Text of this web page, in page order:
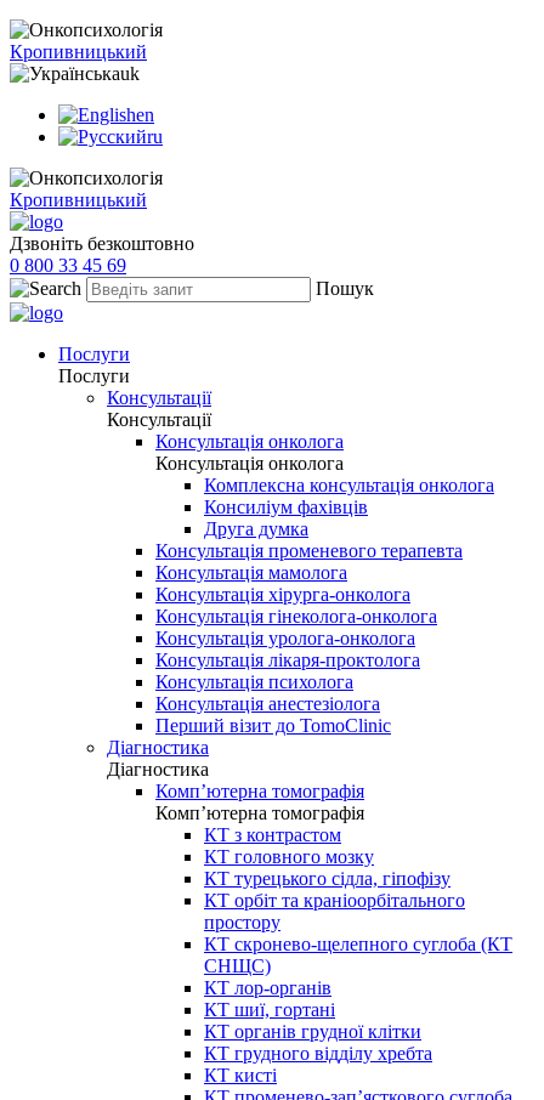
Кропивницький
uk
en
ru
Кропивницький
Дзвоніть безкоштовно
0 800 33 45 69
Пошук
Послуги
Послуги
Консультації
Консультації
Консультація онколога
Консультація онколога
Комплексна консультація онколога
Консиліум фахівців
Друга думка
Консультація променевого терапевта
Консультація мамолога
Консультація хірурга-онколога
Консультація гінеколога-онколога
Консультація уролога-онколога
Консультація лікаря-проктолога
Консультація психолога
Консультація анестезіолога
Перший візит до TomoClinic
Діагностика
Діагностика
Комп’ютерна томографія
Комп’ютерна томографія
КТ з контрастом
КТ головного мозку
КТ турецького сідла, гіпофізу
КТ орбіт та краніоорбітального
простору
КТ скронево-щелепного суглоба (КТ
СНЩС)
КТ лор-органів
КТ шиї, гортані
КТ органів грудної клітки
КТ грудного відділу хребта
КТ кисті